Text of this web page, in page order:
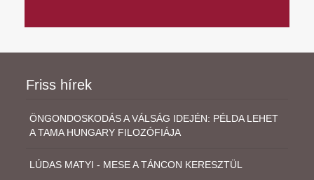
Friss hírek
ÖNGONDOSKODÁS A VÁLSÁG IDEJÉN: PÉLDA LEHET
A TAMA HUNGARY FILOZÓFIÁJA
LÚDAS MATYI - MESE A TÁNCON KERESZTÜL